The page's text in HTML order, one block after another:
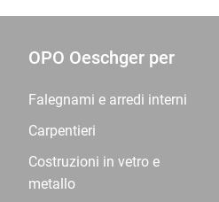
OPO Oeschger per
Falegnami e arredi interni
Carpentieri
Costruzioni in vetro e
metallo